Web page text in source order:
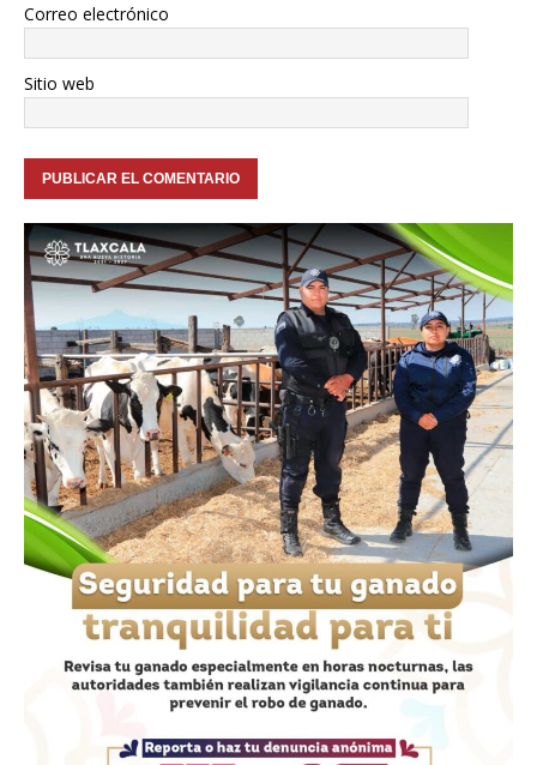
Correo electrónico
Sitio web